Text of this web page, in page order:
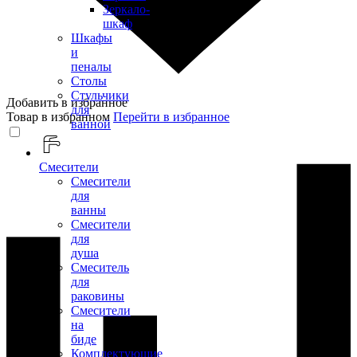
Зеркало-
шкаф
Шкафы
и
пеналы
Столы
Стульчики
для
ванной
Смесители
Смесители
для
ванны
Смесители
для
душа
Смеситель
для
раковины
Смесители
на
биде
Комплектующие
Добавить в избранное
Товар в избранном Перейти в избранное